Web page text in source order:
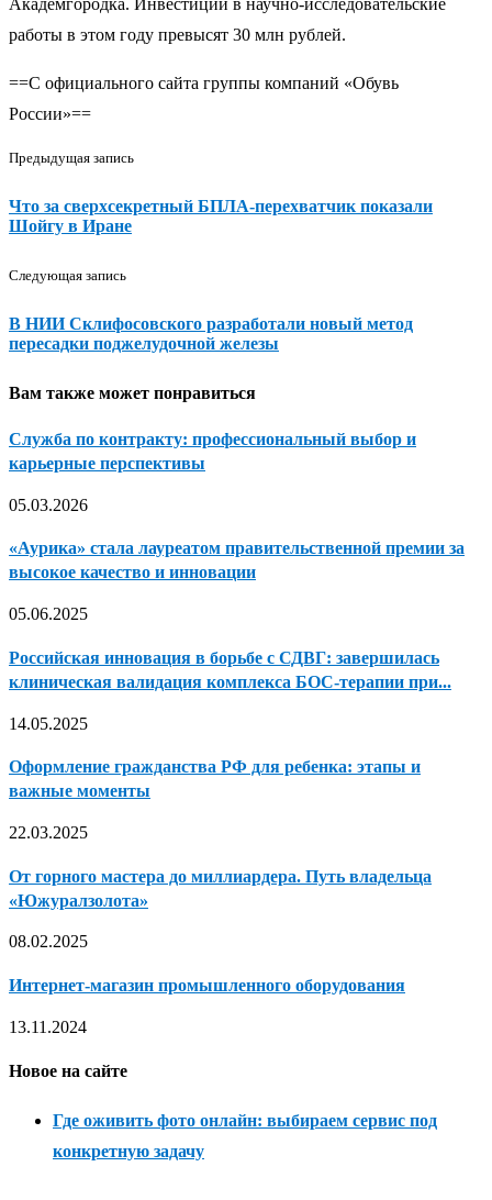
работы в этом году превысят 30 млн рублей.
==С официального сайта группы компаний «Обувь
России»==
Предыдущая запись
Что за сверхсекретный БПЛА-перехватчик показали
Шойгу в Иране
Следующая запись
В НИИ Склифосовского разработали новый метод
пересадки поджелудочной железы
Вам также может понравиться
Служба по контракту: профессиональный выбор и
карьерные перспективы
05.03.2026
«Аурика» стала лауреатом правительственной премии за
высокое качество и инновации
05.06.2025
Российская инновация в борьбе с СДВГ: завершилась
клиническая валидация комплекса БОС-терапии при...
14.05.2025
Оформление гражданства РФ для ребенка: этапы и
важные моменты
22.03.2025
От горного мастера до миллиардера. Путь владельца
«Южуралзолота»
08.02.2025
Интернет-магазин промышленного оборудования
13.11.2024
Новое на сайте
Где оживить фото онлайн: выбираем сервис под
конкретную задачу